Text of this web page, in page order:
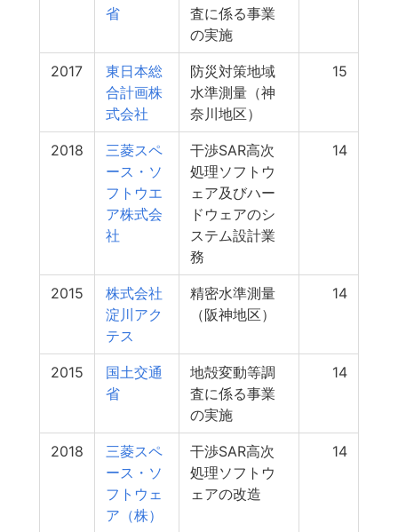
省
査に係る事業
の実施
2017
東日本総
合計画株
式会社
防災対策地域
水準測量（神
奈川地区）
15
2018
三菱スペ
ース・ソ
フトウエ
ア株式会
社
干渉SAR高次
処理ソフトウ
ェア及びハー
ドウェアのシ
ステム設計業
務
14
2015
株式会社
淀川アク
テス
精密水準測量
（阪神地区）
14
2015
国土交通
省
地殻変動等調
査に係る事業
の実施
14
2018
三菱スペ
ース・ソ
フトウェ
ア（株）
干渉SAR高次
処理ソフトウ
ェアの改造
14